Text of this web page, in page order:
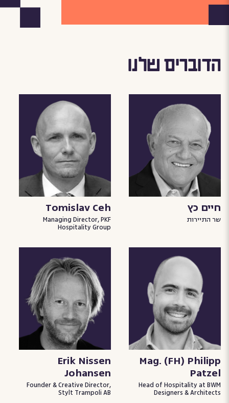
הדוברים שלנו
חיים כץ
שר התיירות
Tomislav Ceh
Managing Director, PKF
Hospitality Group
Mag. (FH) Philipp
Patzel
Head of Hospitality at BWM
Designers & Architects
Erik Nissen
Johansen
Founder & Creative Director,
Stylt Trampoli AB